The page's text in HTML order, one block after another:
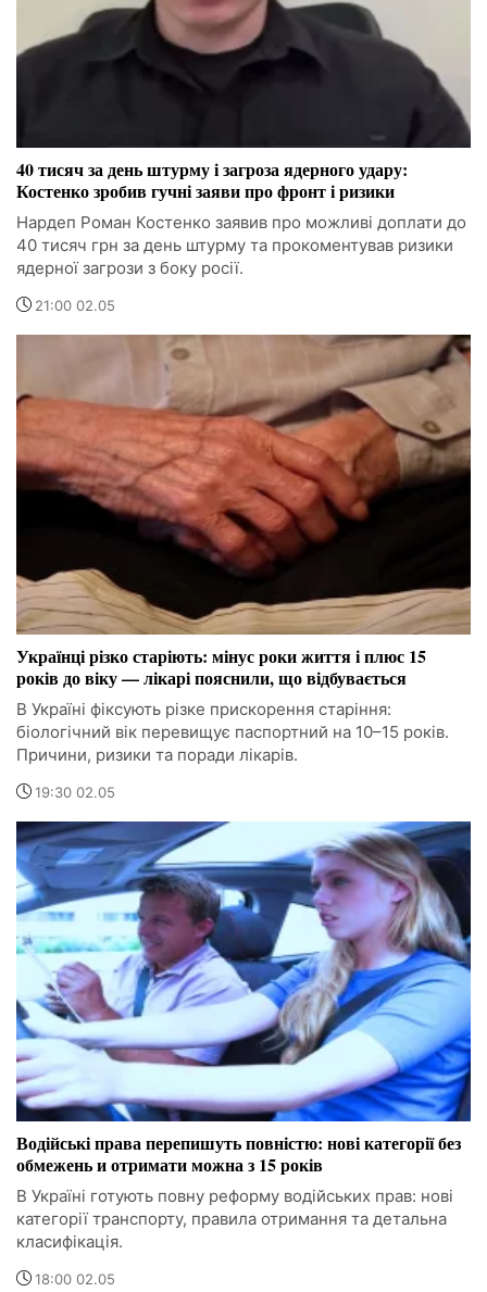
40 тисяч за день штурму і загроза ядерного удару:
Костенко зробив гучні заяви про фронт і ризики
Нардеп Роман Костенко заявив про можливі доплати до
40 тисяч грн за день штурму та прокоментував ризики
ядерної загрози з боку росії.
21:00 02.05
Українці різко старіють: мінус роки життя і плюс 15
років до віку — лікарі пояснили, що відбувається
В Україні фіксують різке прискорення старіння:
біологічний вік перевищує паспортний на 10–15 років.
Причини, ризики та поради лікарів.
19:30 02.05
Водійські права перепишуть повністю: нові категорії без
обмежень и отримати можна з 15 років
В Україні готують повну реформу водійських прав: нові
категорії транспорту, правила отримання та детальна
класифікація.
18:00 02.05